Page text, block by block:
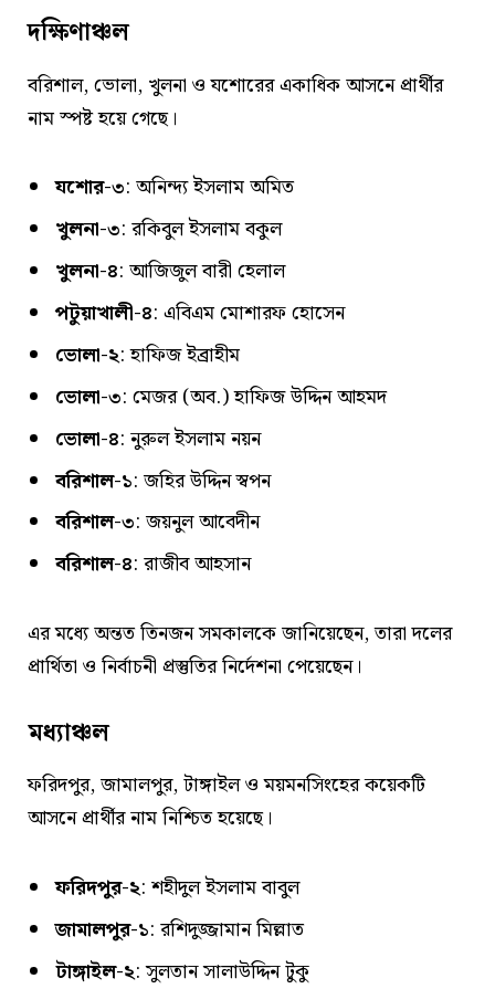
দক্ষিণাঞ্চল
বরিশাল, ভোলা, খুলনা ও যশোরের একাধিক আসনে প্রার্থীর
নাম স্পষ্ট হয়ে গেছে।
যশোর-৩: অনিন্দ্য ইসলাম অমিত
খুলনা-৩: রকিবুল ইসলাম বকুল
খুলনা-৪: আজিজুল বারী হেলাল
পটুয়াখালী-৪: এবিএম মোশারফ হোসেন
ভোলা-২: হাফিজ ইব্রাহীম
ভোলা-৩: মেজর (অব.) হাফিজ উদ্দিন আহমদ
ভোলা-৪: নুরুল ইসলাম নয়ন
বরিশাল-১: জহির উদ্দিন স্বপন
বরিশাল-৩: জয়নুল আবেদীন
বরিশাল-৪: রাজীব আহসান
এর মধ্যে অন্তত তিনজন সমকালকে জানিয়েছেন, তারা দলের
প্রার্থিতা ও নির্বাচনী প্রস্তুতির নির্দেশনা পেয়েছেন।
মধ্যাঞ্চল
ফরিদপুর, জামালপুর, টাঙ্গাইল ও ময়মনসিংহের কয়েকটি
আসনে প্রার্থীর নাম নিশ্চিত হয়েছে।
ফরিদপুর-২: শহীদুল ইসলাম বাবুল
জামালপুর-১: রশিদুজ্জামান মিল্লাত
টাঙ্গাইল-২: সুলতান সালাউদ্দিন টুকু